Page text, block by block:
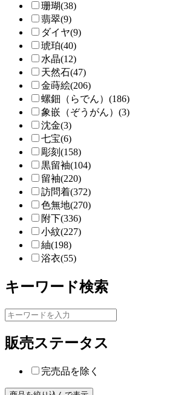
珊瑚(38)
翡翠(9)
ダイヤ(9)
琥珀(40)
水晶(12)
天然石(47)
金蒔絵(206)
螺鈿（らでん）(186)
象嵌（ぞうがん）(3)
沈金(3)
七宝(6)
彫刻(158)
黒留袖(104)
留袖(220)
訪問着(372)
色無地(270)
附下(336)
小紋(227)
紬(198)
浴衣(55)
キーワード検索
販売ステータス
完売品を除く